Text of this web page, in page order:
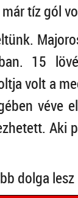
tíz gól
15
volt a
véve
Aki
dolga